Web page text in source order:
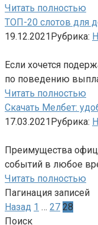
Читать полностью
ТОП-20 слотов для
19.12.2021Рубрика:
Если хочется
по поведению
Читать полностью
Скачать Мелбет:
17.03.2021Рубрика:
Преимущества
событий в любое
Читать полностью
Пагинация записей
Назад 1 … 27 28
Поиск